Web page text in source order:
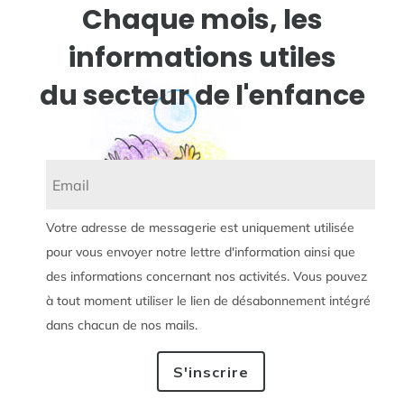
Chaque mois, les
informations utiles
du secteur de l'enfance
Votre adresse de messagerie est uniquement utilisée
pour vous envoyer notre lettre d'information ainsi que
des informations concernant nos activités. Vous pouvez
à tout moment utiliser le lien de désabonnement intégré
dans chacun de nos mails.